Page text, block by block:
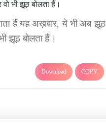
हैं यह अख़बार, ये भी अब झूठ
झूठ बोलता हैं।
Download COPY